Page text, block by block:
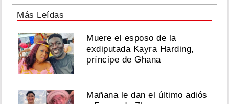
Más Leídas
Muere el esposo de la
exdiputada Kayra Harding,
príncipe de Ghana
Mañana le dan el último adiós